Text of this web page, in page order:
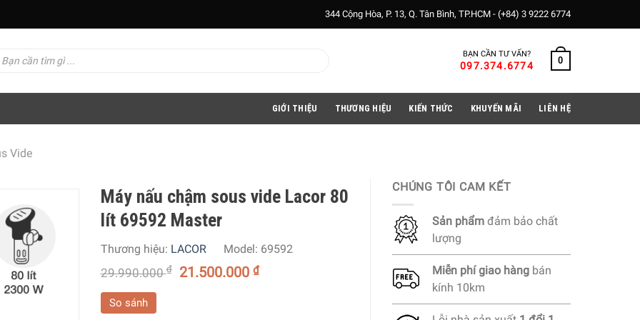
344 Cộng Hòa, P. 13, Q. Tân Bình, TP.HCM - (+84) 3 9222 6774
BẠN CẦN TƯ VẤN?
097.374.6774 0
GIỚI THIỆU THƯƠNG HIỆU KIẾN THỨC KHUYẾN MÃI LIÊN HỆ
Vide
Máy nấu chậm sous vide Lacor 80
lít 69592 Master
Thương hiệu: LACOR Model: 69592
29.990.000₫ 21.500.000₫
So sánh
CHÚNG TÔI CAM KẾT
Sản phẩm đảm bảo chất
lượng
Miễn phígiao hàng bán
kính 10km